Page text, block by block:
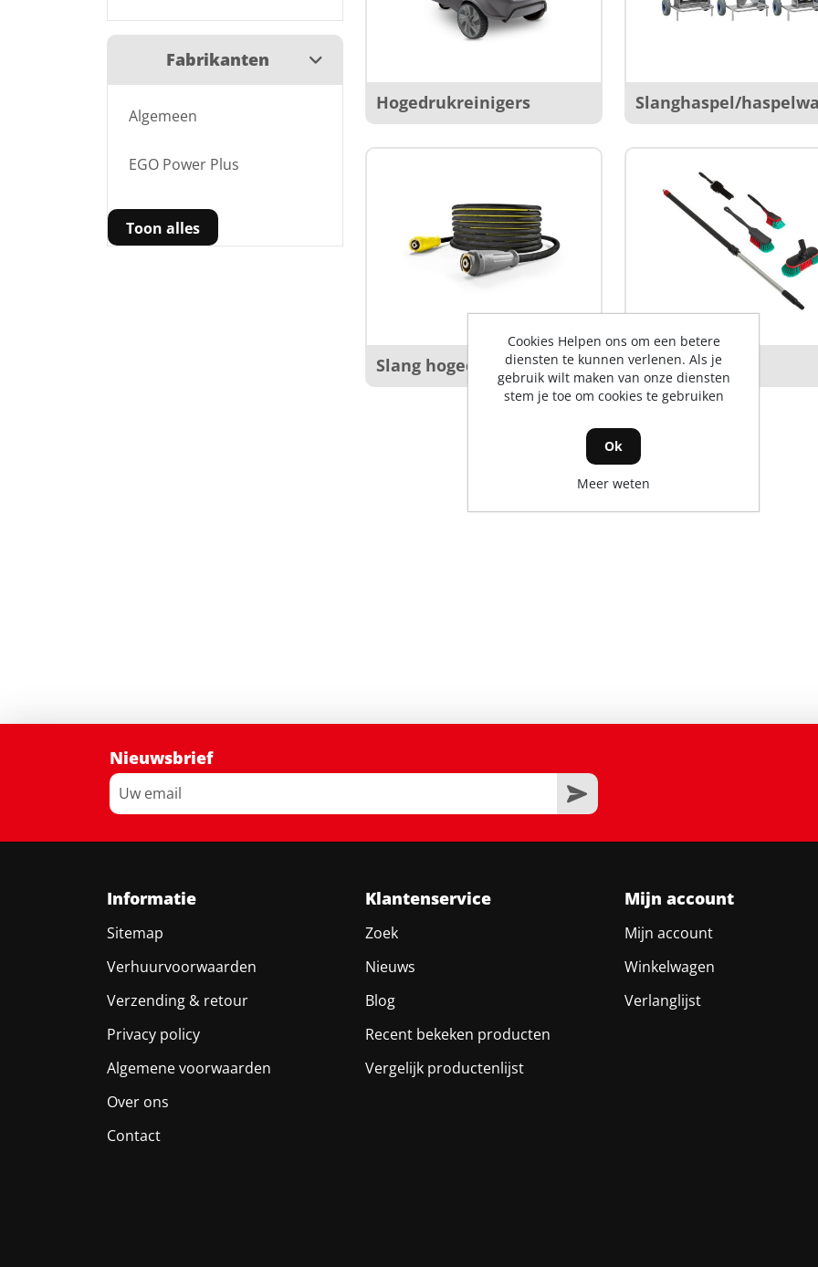
Fabrikanten
Algemeen
EGO Power Plus
Toon alles
Hogedrukreinigers Slanghaspel/
Slang hogedrukreiniger Wasborstels
Nieuwsbrief
Informatie
Sitemap
Verhuurvoorwaarden
Verzending & retour
Privacy policy
Algemene voorwaarden
Over ons
Contact
Klantenservice
Zoek
Nieuws
Blog
Recent bekeken producten
Vergelijk productenlijst
Mijn account
Mijn account
Winkelwagen
Verlanglijst
Cookies Helpen ons om een betere
diensten te kunnen verlenen. Als je
gebruik wilt maken van onze diensten
stem je toe om cookies te gebruiken
Ok
Meer weten